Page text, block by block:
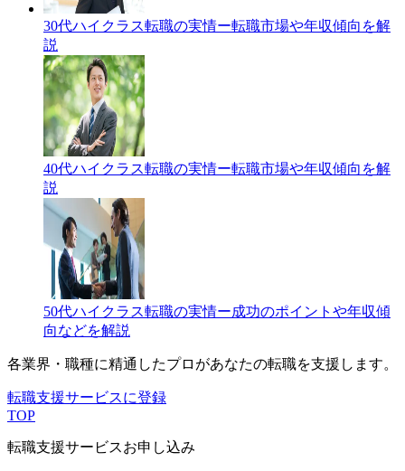
30代ハイクラス転職の実情ー転職市場や年収傾向を解
説
40代ハイクラス転職の実情ー転職市場や年収傾向を解
説
50代ハイクラス転職の実情ー成功のポイントや年収傾
向などを解説
各業界・職種に精通したプロがあなたの転職を支援します。
転職支援サービスに登録
TOP
転職支援サービスお申し込み